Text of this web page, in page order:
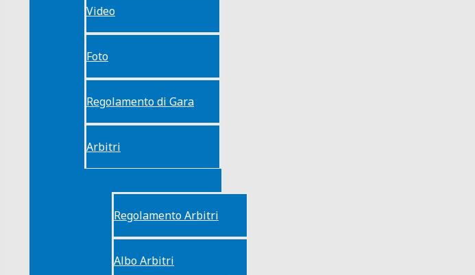
Video
Foto
Regolamento di Gara
Arbitri
Regolamento Arbitri
Albo Arbitri